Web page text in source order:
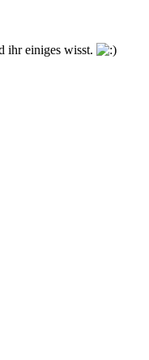
ihr einiges wisst.